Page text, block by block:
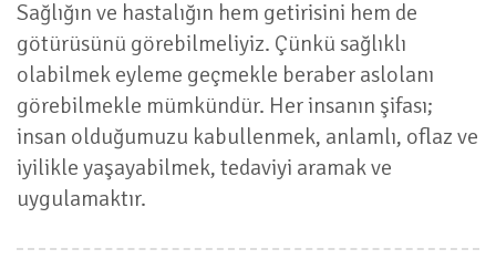
Sağlığın ve hastalığın hem getirisini hem de
götürüsünü görebilmeliyiz. Çünkü sağlıklı
olabilmek eyleme geçmekle beraber aslolanı
görebilmekle mümkündür. Her insanın şifası;
insan olduğumuzu kabullenmek, anlamlı, oflaz ve
iyilikle yaşayabilmek, tedaviyi aramak ve
uygulamaktır.